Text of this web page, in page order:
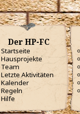
Der HP-FC
Startseite
Hausprojekte
Team
Letzte Aktivitäten
Kalender
Regeln
Hilfe